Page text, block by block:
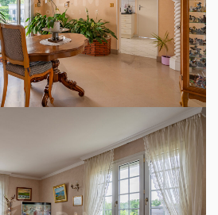
: double garage, atelier, cave,
garage dans le verger,
de 1971, soignée et entretenue.
avec volets roulants électriques
!
ORDIM IMMOBILIER